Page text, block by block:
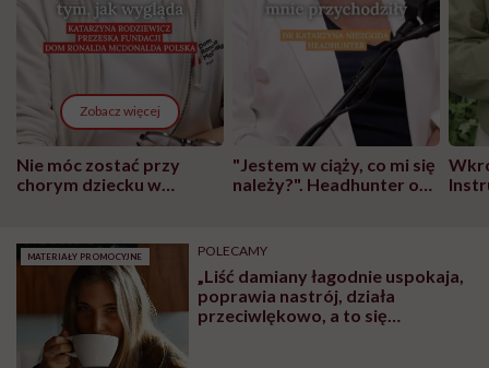
Zobacz więcej
Nie móc zostać przy
chorym dziecku w
może chyba tylko
głupota i brak
wyobraźni"
"Jestem w ciąży, co mi się
należy?". Headhunter o
pracy
MATERIAŁY PROMOCYJNE POLECAMY
„Liść damiany łagodnie uspokaja,
poprawia nastrój, działa
przeciwlękowo, a to się